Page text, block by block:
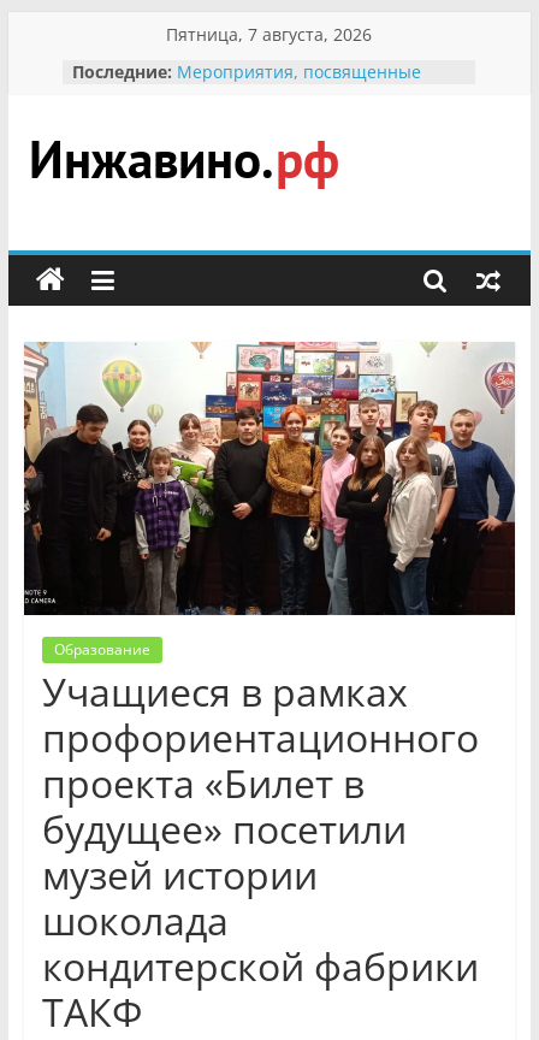
содержимому
Пятница, 7 августа, 2026
Последние: заповедника родились крапчатые
Международному Дню семьи
Присвоение звания «Почётный
Отечественной, фронтовичке
Ученики приняли участие в
мероприятии «Сохраним
первоцветы!»
Инжавино.рф
сельский
портал
Образование
Учащиеся в рамках
профориентационного
проекта «Билет в
будущее» посетили
музей истории
шоколада
кондитерской фабрики
ТАКФ